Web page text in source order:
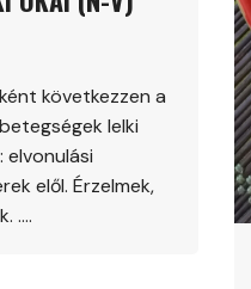
következzen a
lelki
elvonulási
elől. Érzelmek,
….